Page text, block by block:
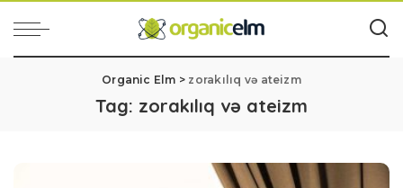
Organic Elm > zorakılıq və ateizm
Tag: zorakılıq və ateizm